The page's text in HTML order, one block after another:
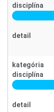
disciplína
detail
kategória
disciplína
detail